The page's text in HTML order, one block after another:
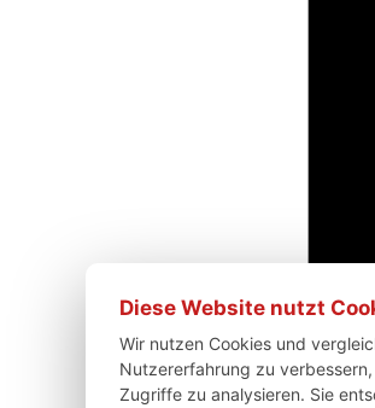
Diese Website nutzt
Wir nutzen Cookies und
Nutzererfahrung zu
Zugriffe zu analysieren. Sie